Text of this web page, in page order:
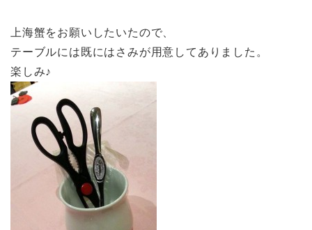
上海蟹をお願いしたいたので、
テーブルには既にはさみが用意してありました。
楽しみ♪